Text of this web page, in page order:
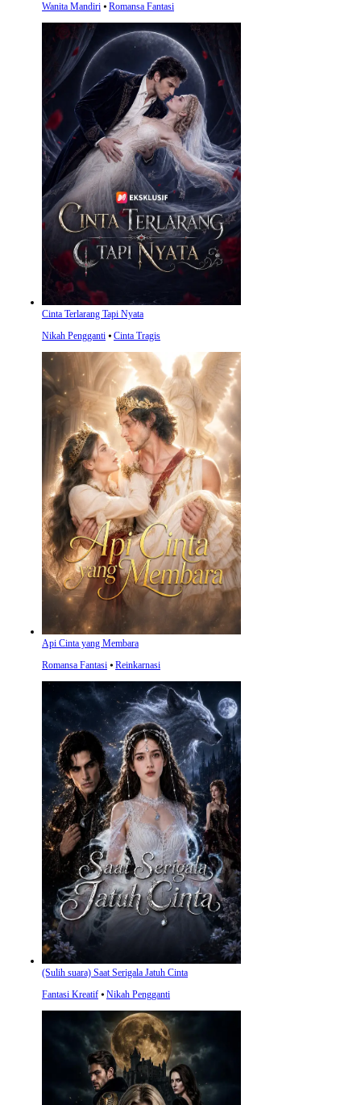
Wanita Mandiri ⦁ Romansa Fantasi
Cinta Terlarang Tapi Nyata
Nikah Pengganti ⦁ Cinta Tragis
Api Cinta yang Membara
Romansa Fantasi ⦁ Reinkarnasi
(Sulih suara) Saat Serigala Jatuh Cinta
Fantasi Kreatif ⦁ Nikah Pengganti